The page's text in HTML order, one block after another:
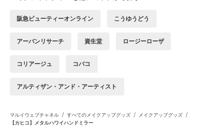
阪急ビューティーオンライン こうゆうどう
アーバンリサーチ 資生堂 ロージーローザ
コリアージュ コバコ
アルティザン・アンド・アーティスト
マルイウェブチャネル / すべてのメイクアップグッズ / メイクアップグッズ /
【カヒコ】メタルハワイハンドミラー